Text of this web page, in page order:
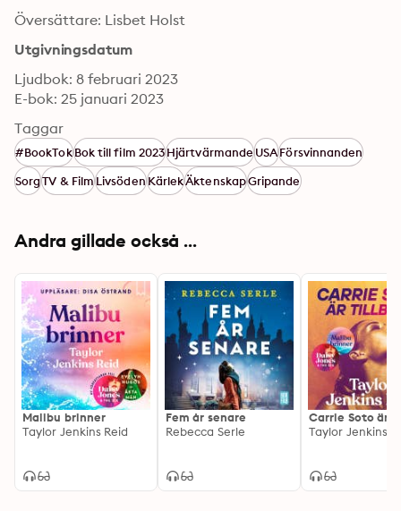
Översättare: Lisbet Holst
Utgivningsdatum
Ljudbok: 8 februari 2023
E-bok: 25 januari 2023
Taggar
#BookTokBok till film 2023HjärtvärmandeUSAFörsvinnanden
SorgTV & FilmLivsödenKärlekÄktenskapGripande
Andra gillade också ...
Malibu brinner
Taylor Jenkins Reid
Fem år senare
Rebecca Serle
Carrie Soto är
Taylor Jenkins